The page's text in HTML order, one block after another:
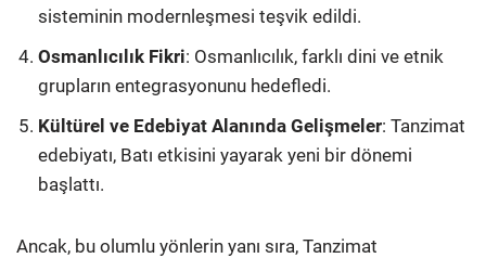
sisteminin modernleşmesi teşvik edildi.
Osmanlıcılık Fikri: Osmanlıcılık, farklı dini ve etnik
grupların entegrasyonunu hedefledi.
Kültürel ve Edebiyat Alanında Gelişmeler: Tanzimat
edebiyatı, Batı etkisini yayarak yeni bir dönemi
başlattı.
Ancak, bu olumlu yönlerin yanı sıra, Tanzimat